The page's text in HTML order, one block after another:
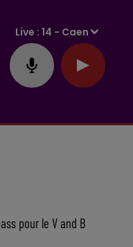
Live :14 - Caen
pour le V and B